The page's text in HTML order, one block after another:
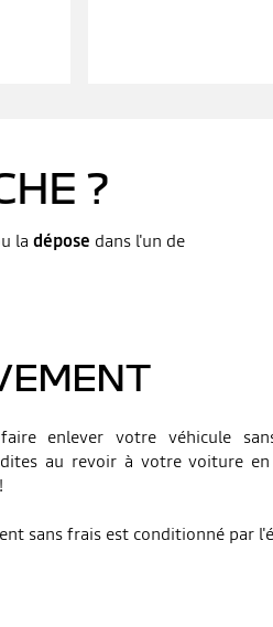
?
la dépose dans l'un de
enlever votre véhicule
dites au revoir à votre voiture
sans frais est conditionné par